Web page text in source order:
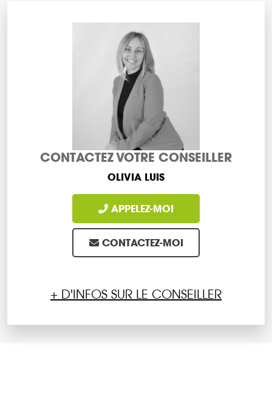
CONTACTEZ VOTRE CONSEILLER
OLIVIA LUIS
APPELEZ-MOI
CONTACTEZ-MOI
+ D'INFOS SUR LE CONSEILLER